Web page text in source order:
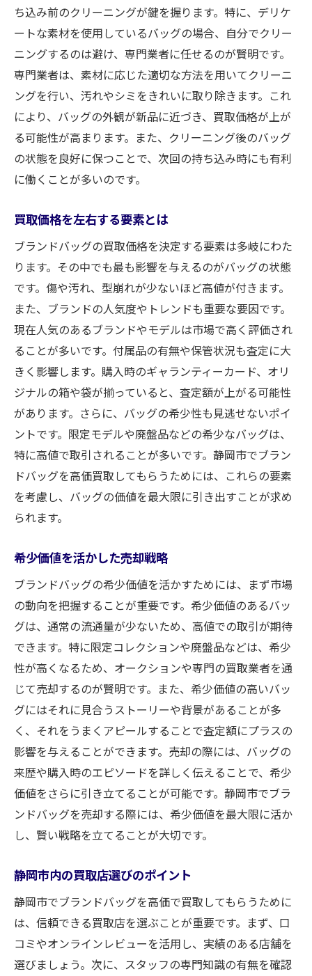
ち込み前のクリーニングが鍵を握ります。特に、デリケ
ートな素材を使用しているバッグの場合、自分でクリー
ニングするのは避け、専門業者に任せるのが賢明です。
専門業者は、素材に応じた適切な方法を用いてクリーニ
ングを行い、汚れやシミをきれいに取り除きます。これ
により、バッグの外観が新品に近づき、買取価格が上が
る可能性が高まります。また、クリーニング後のバッグ
の状態を良好に保つことで、次回の持ち込み時にも有利
に働くことが多いのです。
買取価格を左右する要素とは
ブランドバッグの買取価格を決定する要素は多岐にわた
ります。その中でも最も影響を与えるのがバッグの状態
です。傷や汚れ、型崩れが少ないほど高値が付きます。
また、ブランドの人気度やトレンドも重要な要因です。
現在人気のあるブランドやモデルは市場で高く評価され
ることが多いです。付属品の有無や保管状況も査定に大
きく影響します。購入時のギャランティーカード、オリ
ジナルの箱や袋が揃っていると、査定額が上がる可能性
があります。さらに、バッグの希少性も見逃せないポイ
ントです。限定モデルや廃盤品などの希少なバッグは、
特に高値で取引されることが多いです。静岡市でブラン
ドバッグを高価買取してもらうためには、これらの要素
を考慮し、バッグの価値を最大限に引き出すことが求め
られます。
希少価値を活かした売却戦略
ブランドバッグの希少価値を活かすためには、まず市場
の動向を把握することが重要です。希少価値のあるバッ
グは、通常の流通量が少ないため、高値での取引が期待
できます。特に限定コレクションや廃盤品などは、希少
性が高くなるため、オークションや専門の買取業者を通
じて売却するのが賢明です。また、希少価値の高いバッ
グにはそれに見合うストーリーや背景があることが多
く、それをうまくアピールすることで査定額にプラスの
影響を与えることができます。売却の際には、バッグの
来歴や購入時のエピソードを詳しく伝えることで、希少
価値をさらに引き立てることが可能です。静岡市でブラ
ンドバッグを売却する際には、希少価値を最大限に活か
し、賢い戦略を立てることが大切です。
静岡市内の買取店選びのポイント
静岡市でブランドバッグを高価で買取してもらうために
は、信頼できる買取店を選ぶことが重要です。まず、口
コミやオンラインレビューを活用し、実績のある店舗を
選びましょう。次に、スタッフの専門知識の有無を確認